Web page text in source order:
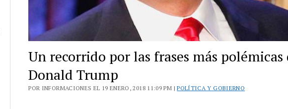
Un recorrido por las frases más polémicas
Donald Trump
POR INFORMACIONES EL 19 ENERO, 2018 11:09 PM |POLÍTICA Y GOBIERNO